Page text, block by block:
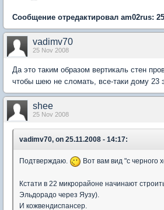
Сообщение отредактировал am02rus:
vadimv70
25 Nov 2008
Да это таким образом вертикаль стен
чтобы шею не сломать, все-таки дому 23
shee
25 Nov 2008
vadimv70, on 25.11.2008 - 14:17:
Подтверждаю. Вот вам вид "с черного
Кстати в 22 микрорайоне начинают
Эльдорадо через Яузу).
И кожвендиспансер.